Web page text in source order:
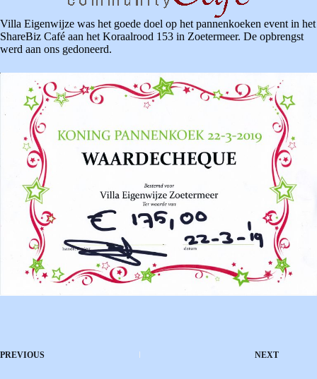
Villa Eigenwijze was het goede doel op het pannenkoeken event in het
ShareBiz Café aan het Koraalrood 153 in Zoetermeer. De opbrengst
werd aan ons gedoneerd.
PREVIOUS NEXT